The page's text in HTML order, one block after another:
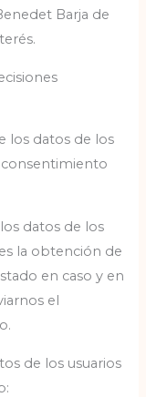
Barja de
los datos de los
datos de los
la obtención de
en caso y en
el
de los usuarios